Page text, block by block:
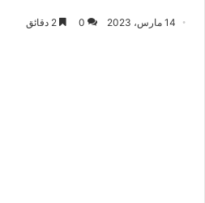
14 مارس، 2023 0